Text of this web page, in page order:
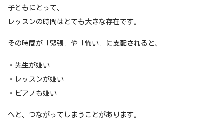
子どもにとって、
レッスンの時間はとても大きな存在です。
その時間が「緊張」や「怖い」に支配されると、
・先生が嫌い
・レッスンが嫌い
・ピアノも嫌い
へと、つながってしまうことがあります。